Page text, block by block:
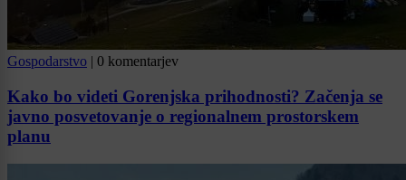
Gospodarstvo | 0 komentarjev
Kako bo videti Gorenjska prihodnosti? Začenja se
javno posvetovanje o regionalnem prostorskem
planu